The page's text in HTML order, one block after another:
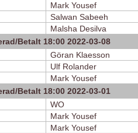
Mark Yousef
Salwan Sabeeh
Malsha Desilva
Betalt 18:00 2022-03-08
Göran Klaesson
Ulf Rolander
Mark Yousef
Betalt 18:00 2022-03-01
WO
Mark Yousef
Mark Yousef